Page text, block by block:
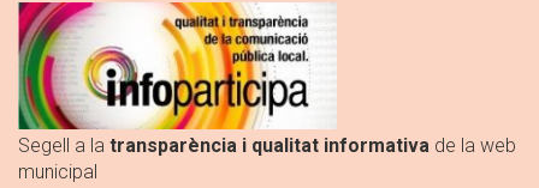
Segell a la transparència i qualitat informativa de la web
municipal